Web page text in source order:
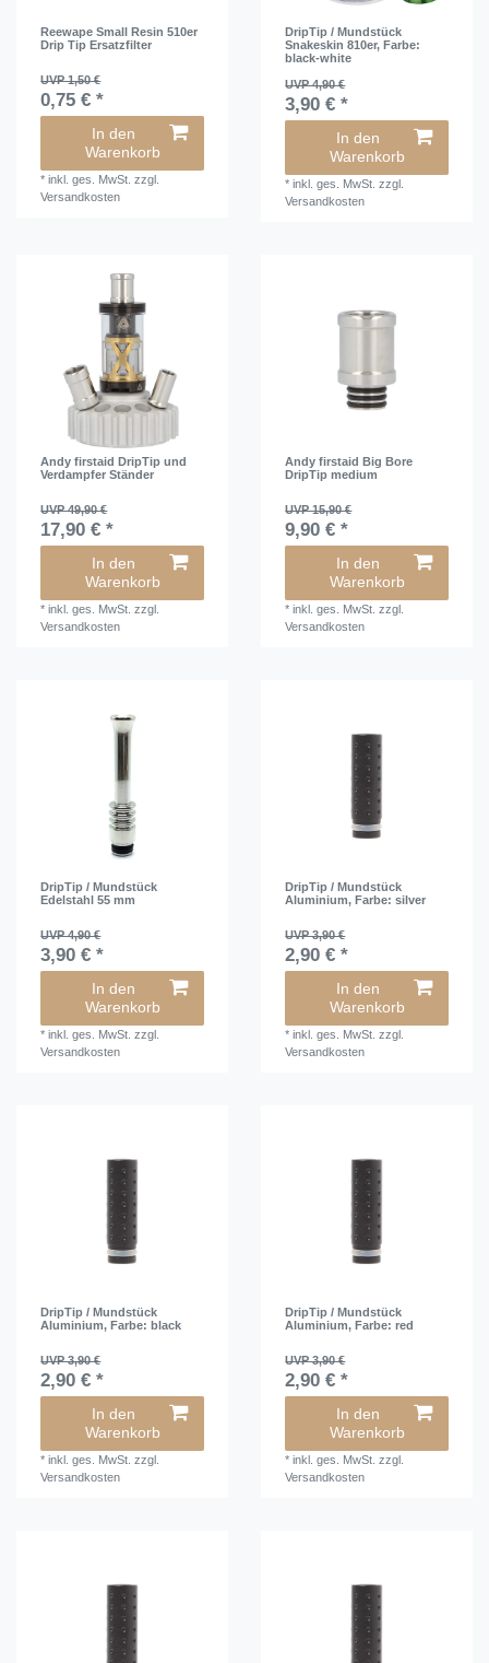
Reewape Small Resin 510er
Drip Tip Ersatzfilter
UVP 1,50 €
0,75 € *
In den
Warenkorb
*inkl. ges. MwSt. zzgl.
Versandkosten
DripTip / Mundstück
Snakeskin 810er, Farbe:
black-white
UVP 4,90 €
3,90 € *
In den
Warenkorb
*inkl. ges. MwSt. zzgl.
Versandkosten
Andy firstaid DripTip und
Verdampfer Ständer
UVP 49,90 €
17,90 € *
In den
Warenkorb
*inkl. ges. MwSt. zzgl.
Versandkosten
Andy firstaid Big Bore
DripTip medium
UVP 15,90 €
9,90 € *
In den
Warenkorb
*inkl. ges. MwSt. zzgl.
Versandkosten
DripTip / Mundstück
Edelstahl 55 mm
UVP 4,90 €
3,90 € *
In den
Warenkorb
*inkl. ges. MwSt. zzgl.
Versandkosten
DripTip / Mundstück
Aluminium, Farbe: silver
UVP 3,90 €
2,90 € *
In den
Warenkorb
*inkl. ges. MwSt. zzgl.
Versandkosten
DripTip / Mundstück
Aluminium, Farbe: black
UVP 3,90 €
2,90 € *
In den
Warenkorb
*inkl. ges. MwSt. zzgl.
Versandkosten
DripTip / Mundstück
Aluminium, Farbe: red
UVP 3,90 €
2,90 € *
In den
Warenkorb
*inkl. ges. MwSt. zzgl.
Versandkosten